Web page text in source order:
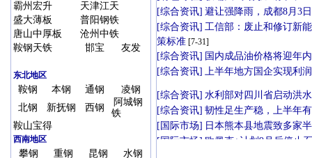
霸州宏升
天津江天
盛大薄板
普阳钢铁
唐山中厚板
沧州中铁
鞍钢天铁
邯宝 友发
东北地区
鞍钢 本钢 通钢
凌钢
北钢
新抚钢 西钢
阿城钢
铁
鞍山宝得
西南地区
攀钢 重钢 昆钢
水钢